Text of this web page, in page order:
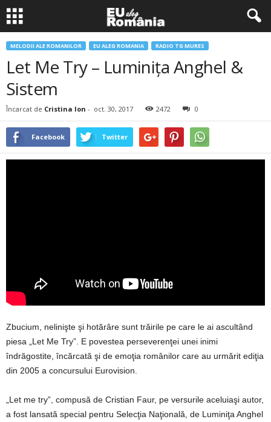
MELODII ALE ROMANILOR EU ALEG ROMANIA RADIO TG MURES
Let Me Try – Luminiţa Anghel &
Sistem
Încarcat de Cristina Ion - oct. 30, 2017 2472 0
Facebook Twitter
Zbucium, nelinişte şi hotărâre sunt trăirile pe care le ai ascultând
piesa „Let Me Try”. E povestea perseverenţei unei inimi
îndrăgostite, încărcată şi de emoţia românilor care au urmărit ediţia
din 2005 a concursului Eurovision.
„Let me try”, compusă de Cristian Faur, pe versurile aceluiaşi autor,
a fost lansată special pentru Selecţia Naţională, de Luminiţa Anghel